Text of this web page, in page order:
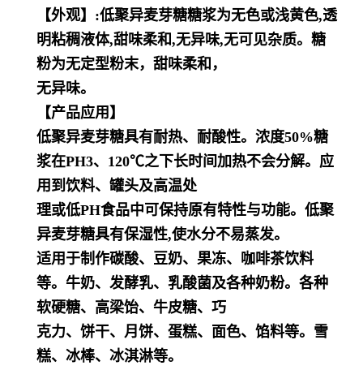
【外观】:低聚异麦芽糖糖浆为无色或浅黄色,透
明粘稠液体,甜味柔和,无异味,无可见杂质。糖
粉为无定型粉末，甜味柔和，
无异味。
【产品应用】
低聚异麦芽糖具有耐热、耐酸性。浓度50%糖
浆在PH3、120℃之下长时间加热不会分解。应
用到饮料、罐头及高温处
理或低PH食品中可保持原有特性与功能。低聚
异麦芽糖具有保湿性,使水分不易蒸发。
适用于制作碳酸、豆奶、果冻、咖啡茶饮料
等。牛奶、发酵乳、乳酸菌及各种奶粉。各种
软硬糖、高梁饴、牛皮糖、巧
克力、饼干、月饼、蛋糕、面色、馅料等。雪
糕、冰棒、冰淇淋等。